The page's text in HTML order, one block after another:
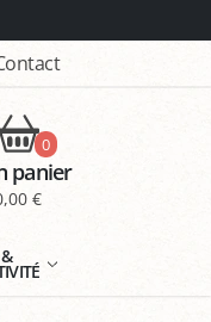
0
panier
€